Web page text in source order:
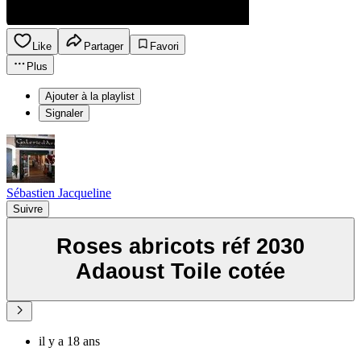
Like Partager
Favori
Plus
Ajouter à la playlist
Signaler
Sébastien Jacqueline
Suivre
Roses abricots réf 2030
Adaoust Toile cotée
il y a 18 ans